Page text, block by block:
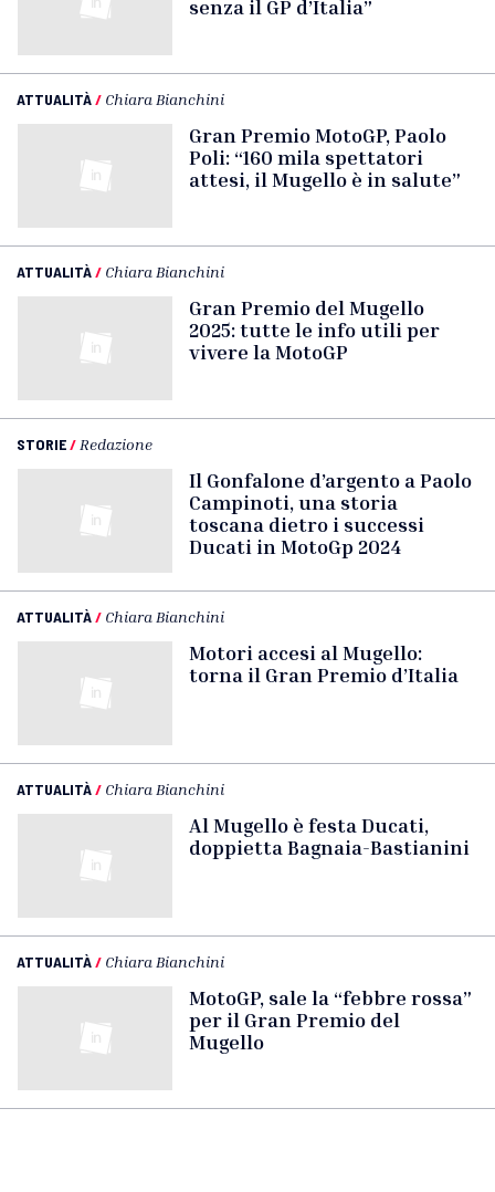
senza il GP d’Italia”
ATTUALITÀ/ Chiara Bianchini
Gran Premio MotoGP, Paolo
Poli: “160 mila spettatori
attesi, il Mugello è in salute”
ATTUALITÀ/ Chiara Bianchini
Gran Premio del Mugello
2025: tutte le info utili per
vivere la MotoGP
STORIE/ Redazione
Il Gonfalone d’argento a Paolo
Campinoti, una storia
toscana dietro i successi
Ducati in MotoGp 2024
ATTUALITÀ/ Chiara Bianchini
Motori accesi al Mugello:
torna il Gran Premio d’Italia
ATTUALITÀ/ Chiara Bianchini
Al Mugello è festa Ducati,
doppietta Bagnaia-Bastianini
ATTUALITÀ/ Chiara Bianchini
MotoGP, sale la “febbre rossa”
per il Gran Premio del
Mugello